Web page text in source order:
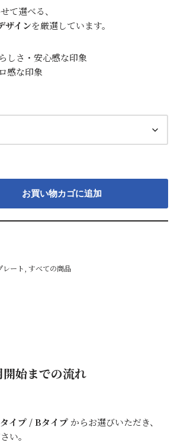
て選べる、
ザインを厳選しています。
しさ・安心感な印象
感な印象
お買い物カゴに追加
ート すべての商品
始までの流れ
イプ / Bタイプ からお選びいただき、
い。